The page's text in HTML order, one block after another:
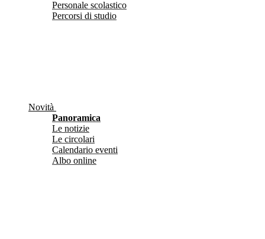
Personale scolastico
Percorsi di studio
Novità
Panoramica
Le notizie
Le circolari
Calendario eventi
Albo online